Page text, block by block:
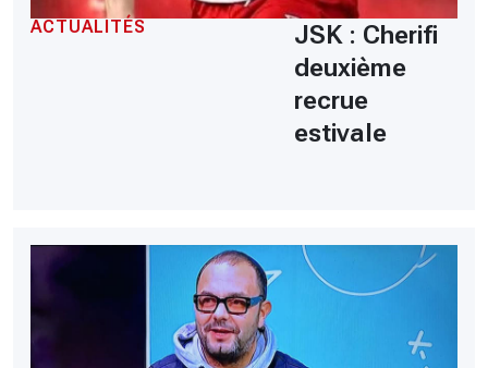
ACTUALITÉS
JSK : Cherifi
deuxième
recrue
estivale